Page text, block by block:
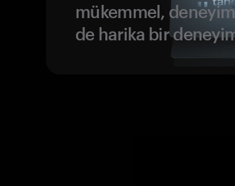
mükemmel,
de harika bir